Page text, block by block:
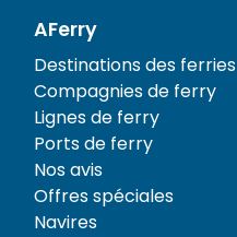
AFerry
Destinations des ferries
Compagnies de ferry
Lignes de ferry
Ports de ferry
Nos avis
Offres spéciales
Navires